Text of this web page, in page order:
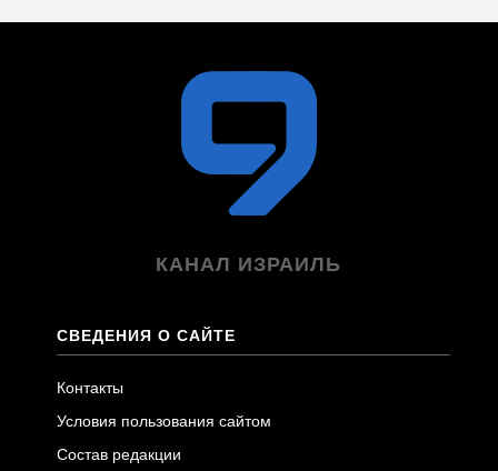
КАНАЛ ИЗРАИЛЬ
СВЕДЕНИЯ О САЙТЕ
Контакты
Условия пользования сайтом
Состав редакции